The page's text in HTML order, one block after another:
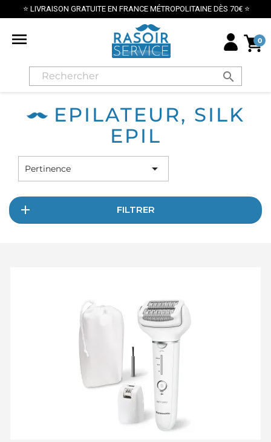
⭐ LIVRAISON GRATUITE EN FRANCE MÉTROPOLITAINE DÈS 70€ ⭐
 0
search
EPILATEUR, SILK
EPIL
Pertinence 
FILTRER